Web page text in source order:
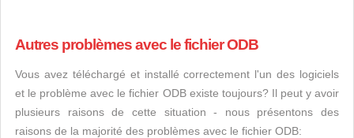
Autres problèmes avec le fichier ODB
Vous avez téléchargé et installé correctement l'un des logiciels
et le problème avec le fichier ODB existe toujours? Il peut y avoir
plusieurs raisons de cette situation - nous présentons des
raisons de la majorité des problèmes avec le fichier ODB: